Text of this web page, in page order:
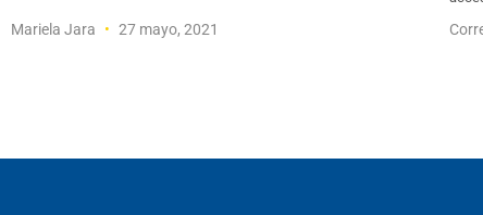
Mariela Jara 27 mayo, 2021